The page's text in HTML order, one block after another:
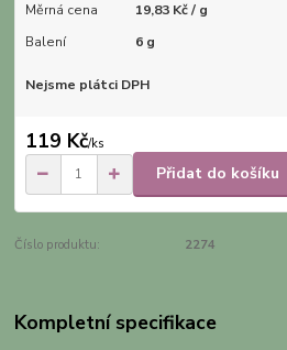
Měrná cena
19,83 Kč / g
Balení
6 g
Nejsme plátci DPH
119 Kč/ks
Přidat do košíku
Číslo produktu: 2274
Kompletní specifikace